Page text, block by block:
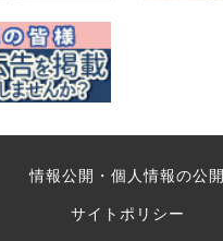
情報公開・個人情報の公開
サイトポリシー